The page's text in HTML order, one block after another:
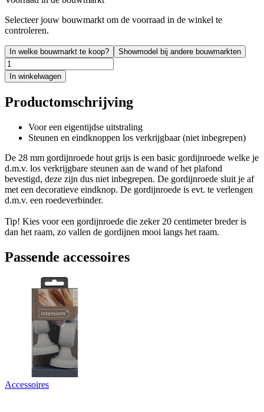
Selecteer jouw bouwmarkt om de voorraad in de winkel te
controleren.
In welke bouwmarkt te koop? Showmodel bij andere bouwmarkten
In winkelwagen
Productomschrijving
Voor een eigentijdse uitstraling
Steunen en eindknoppen los verkrijgbaar (niet inbegrepen)
De 28 mm gordijnroede hout grijs is een basic gordijnroede welke je
d.m.v. los verkrijgbare steunen aan de wand of het plafond
bevestigd, deze zijn dus niet inbegrepen. De gordijnroede sluit je af
met een decoratieve eindknop. De gordijnroede is evt. te verlengen
d.m.v. een roedeverbinder.
Tip! Kies voor een gordijnroede die zeker 20 centimeter breder is
dan het raam, zo vallen de gordijnen mooi langs het raam.
Passende accessoires
Accessoires